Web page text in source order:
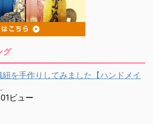
グ
紐を手作りしてみました【ハンドメイ
ビュー